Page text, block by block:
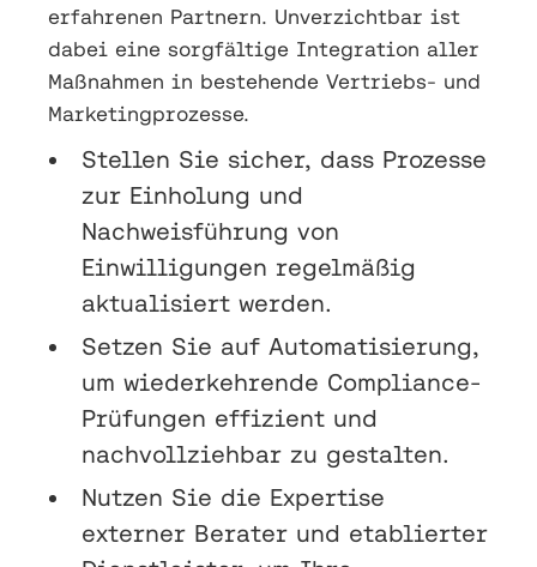
erfahrenen Partnern. Unverzichtbar ist
dabei eine sorgfältige Integration aller
Maßnahmen in bestehende Vertriebs- und
Marketingprozesse.
Stellen Sie sicher, dass Prozesse
zur Einholung und
Nachweisführung von
Einwilligungen regelmäßig
aktualisiert werden.
Setzen Sie auf Automatisierung,
um wiederkehrende Compliance-
Prüfungen effizient und
nachvollziehbar zu gestalten.
Nutzen Sie die Expertise
externer Berater und etablierter